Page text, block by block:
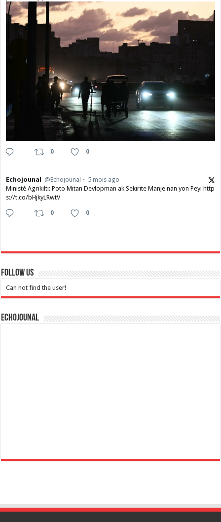
0 0
Echojounal @Echojounal
5 mois ago
Ministè Agrikilti: Poto Mitan Devlopman ak Sekirite Manje nan yon Peyi http
s://t.co/bHjkyLRwtV
0 0
Follow Us
Can not find the user!
Echojounal